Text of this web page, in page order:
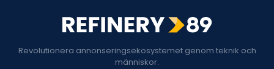
Revolutionera annonseringsekosystemet genom teknik och
människor.